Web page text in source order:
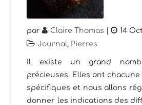
par Claire Thomas | 14
Journal, Pierres
Il existe un grand
précieuses. Elles ont chacune
spécifiques et nous allons
donner les indications des